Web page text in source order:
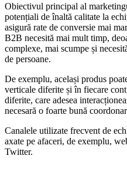
Obiectivul principal al
potențiali de înaltă calitate la
asigură rate de conversie mai
B2B necesită mai mult timp,
complexe, mai scumpe și
de persoane.
De exemplu, același produs
verticale diferite și în fiecare
diferite, care adesea
necesară o foarte bună
Canalele utilizate frecvent de
axate pe afaceri, de exemplu,
Twitter.